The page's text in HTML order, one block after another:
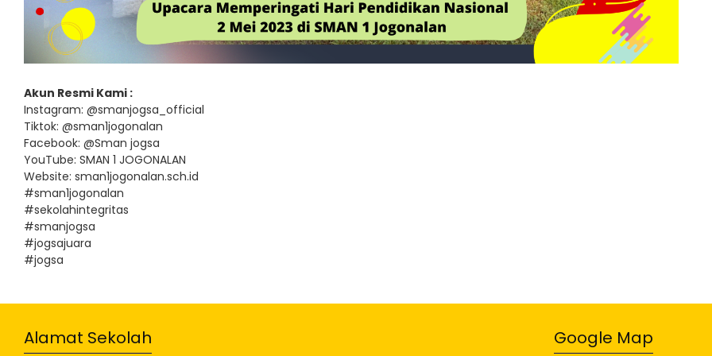
Akun Resmi Kami :
Instagram: @smanjogsa_official
Tiktok: @sman1jogonalan
Facebook: @Sman jogsa
YouTube: SMAN 1 JOGONALAN
Website: sman1jogonalan.sch.id
#sman1jogonalan
#sekolahintegritas
#smanjogsa
#jogsajuara
#jogsa
Alamat Sekolah Google Map